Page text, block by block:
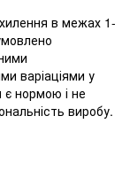
в межах 1-
варіаціями у
є нормою і не
виробу.